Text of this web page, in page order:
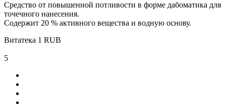
Средство от повышенной потливости в форме дабоматика для
точечного нанесения.
Содержит 20 % активного вещества и водную основу.
Витатека 1 RUB
5